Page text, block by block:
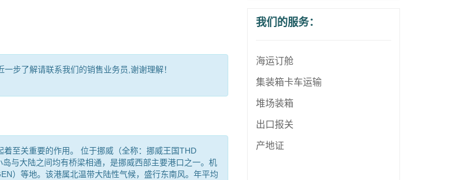
步了解请联系我们的销售业务员,谢谢理解！
至关重要的作用。 位于挪威（全称：挪威王国THD
与大陆之间均有桥梁相通，是挪威西部主要港口之一。机
）等地。该港属北温带大陆性气候，盛行东南风。年平均
我们的服务：
海运订舱
集装箱卡车运输
堆场装箱
出口报关
产地证